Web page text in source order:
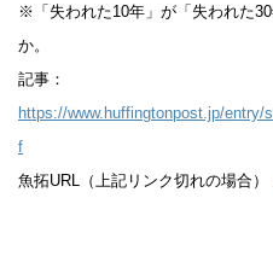
※「失われた10年」が「失われた
か。
記事：
https://www.huffingtonpost.jp/entry/
f
魚拓URL（上記リンク切れの場合）